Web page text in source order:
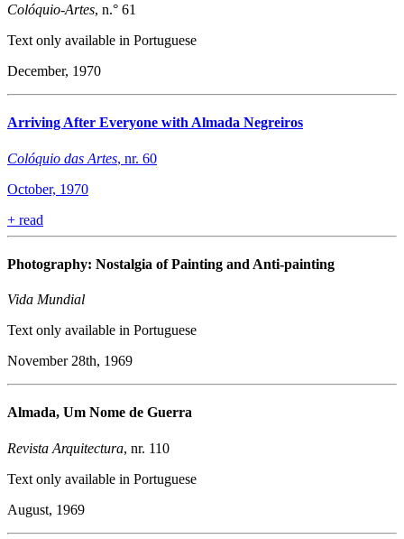
Colóquio-Artes, n.° 61
Text only available in Portuguese
December, 1970
Arriving After Everyone with Almada Negreiros
Colóquio das Artes, nr. 60
October, 1970
+ read
Photography: Nostalgia of Painting and Anti-painting
Vida Mundial
Text only available in Portuguese
November 28th, 1969
Almada, Um Nome de Guerra
Revista Arquitectura, nr. 110
Text only available in Portuguese
August, 1969